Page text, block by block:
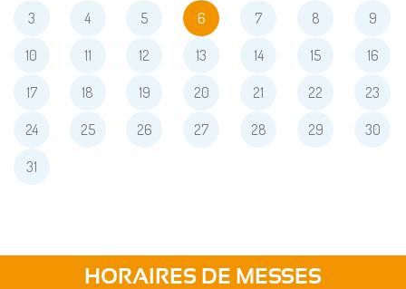
3 4 5 6 7 8 9
10 11 12 13 14 15 16
17 18 19 20 21 22 23
24 25 26 27 28 29 30
31
HORAIRES DE MESSES